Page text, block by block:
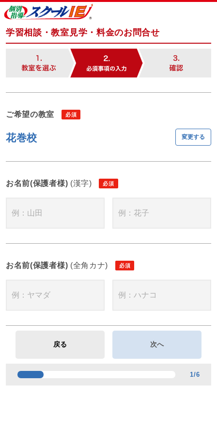
学習相談・教室見学・料金のお問合せ
ご希望の教室
花巻校 変更する
お名前(保護者様) (漢字)
お名前(保護者様) (全角カナ)
1/6